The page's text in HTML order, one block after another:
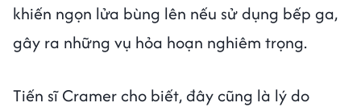
khiến ngọn lửa bùng lên nếu sử dụng bếp ga,
gây ra những vụ hỏa hoạn nghiêm trọng.
Tiến sĩ Cramer cho biết, đây cũng là lý do